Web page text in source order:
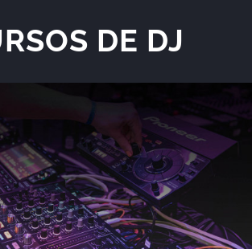
DE DJ